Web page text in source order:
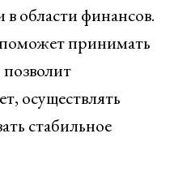
в области финансов.
принимать
осуществлять
стабильное